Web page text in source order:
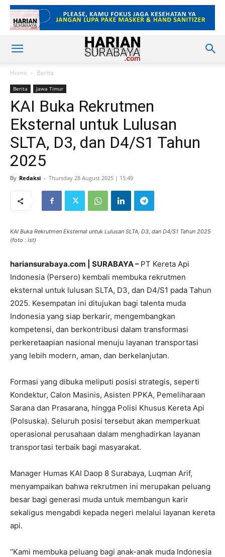
Home Berita
Berita Jawa Timur
KAI Buka Rekrutmen
Eksternal untuk Lulusan
SLTA, D3, dan D4/S1 Tahun
2025
By Redaksi - Thursday 28 August 2025 | 15:49
KAI Buka Rekrutmen Eksternal untuk Lulusan SLTA, D3, dan D4/S1 Tahun 2025
(foto : ist)
hariansurabaya.com | SURABAYA – PT Kereta Api
Indonesia (Persero) kembali membuka rekrutmen
eksternal untuk lulusan SLTA, D3, dan D4/S1 pada Tahun
2025. Kesempatan ini ditujukan bagi talenta muda
Indonesia yang siap berkarir, mengembangkan
kompetensi, dan berkontribusi dalam transformasi
perkeretaapian nasional menuju layanan transportasi
yang lebih modern, aman, dan berkelanjutan.
Formasi yang dibuka meliputi posisi strategis, seperti
Kondektur, Calon Masinis, Asisten PPKA, Pemeliharaan
Sarana dan Prasarana, hingga Polisi Khusus Kereta Api
(Polsuska). Seluruh posisi tersebut akan memperkuat
operasional perusahaan dalam menghadirkan layanan
transportasi terbaik bagi masyarakat.
Manager Humas KAI Daop 8 Surabaya, Luqman Arif,
menyampaikan bahwa rekrutmen ini merupakan peluang
besar bagi generasi muda untuk membangun karir
sekaligus mengabdi kepada negeri melalui layanan kereta
api.
“Kami membuka peluang bagi anak-anak muda Indonesia